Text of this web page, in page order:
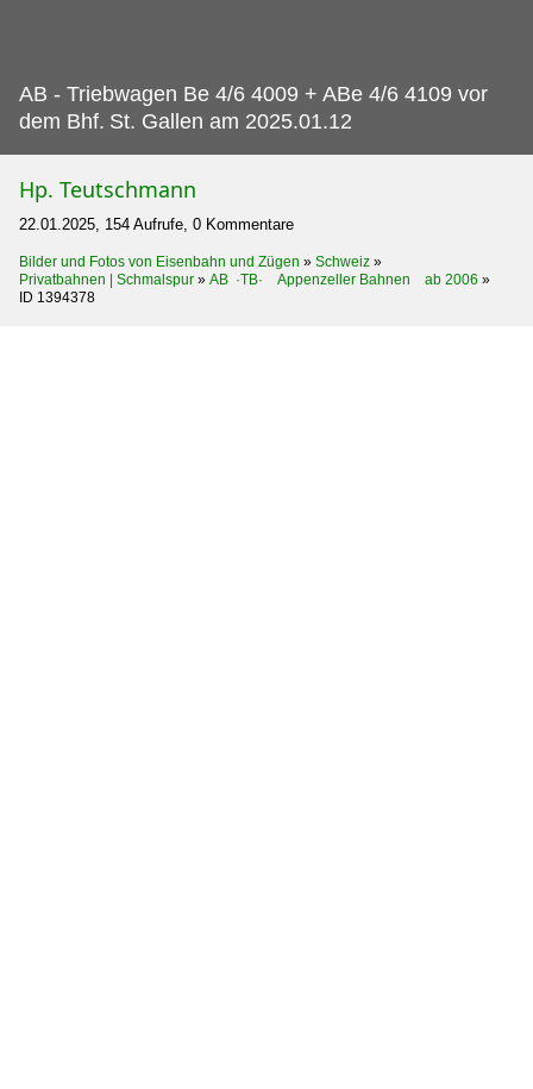
AB - Triebwagen Be 4/6 4009 + ABe 4/6 4109 vor
dem Bhf. St. Gallen am 2025.01.12
Hp. Teutschmann
22.01.2025, 154 Aufrufe, 0 Kommentare
Bilder und Fotos von Eisenbahn und Zügen » Schweiz »
Privatbahnen | Schmalspur » AB ·TB· Appenzeller Bahnen ab 2006 »
ID 1394378